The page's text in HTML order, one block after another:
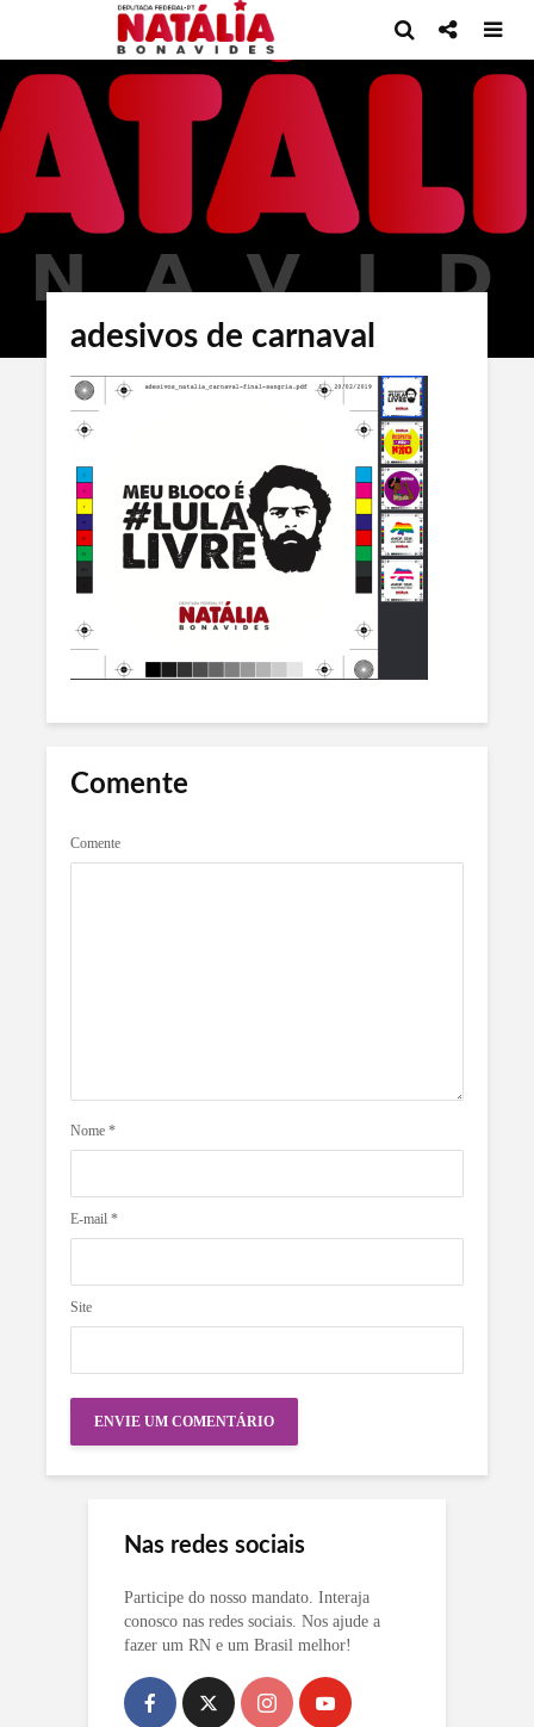
adesivos de carnaval
Comente
Comente
Nome *
E-mail *
Site
Nas redes sociais
Participe do nosso mandato. Interaja
conosco nas redes sociais. Nos ajude a
fazer um RN e um Brasil melhor!